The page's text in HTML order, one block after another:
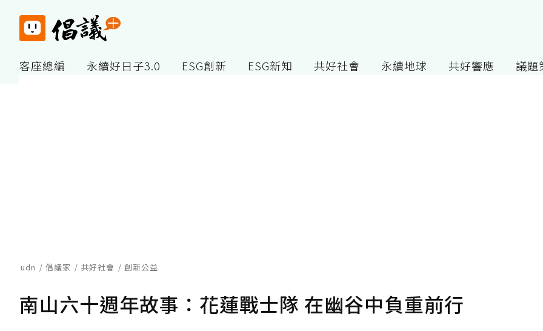
客座總編 永續好日子3.0 ESG創新 ESG新知 共好社會 永續地球 共好響應 議題
udn 倡議家 共好社會 創新公益
南山六十週年故事：花蓮戰士隊 在幽谷中負重前行